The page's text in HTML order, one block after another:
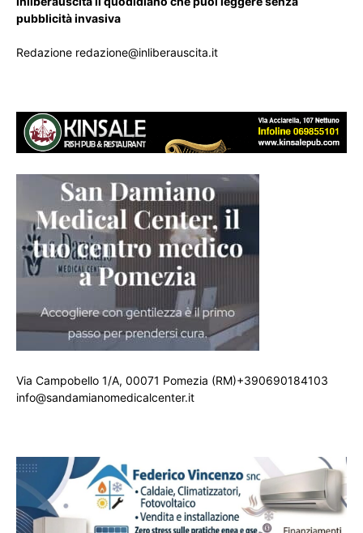
pubblicità invasiva
Redazione redazione@inliberauscita.it
Via Campobello 1/A, 00071 Pomezia (RM)+390690184103
info@sandamianomedicalcenter.it